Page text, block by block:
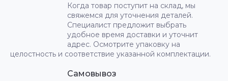
Когда товар поступит на склад, мы
свяжемся для уточнения деталей.
Специалист предложит выбрать
удобное время доставки и уточнит
адрес. Осмотрите упаковку на
целостность и соответствие указанной комплектации.
Самовывоз